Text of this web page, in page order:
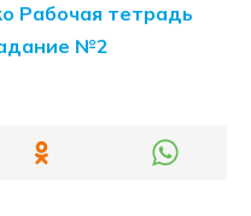
Рабочая тетрадь
№2